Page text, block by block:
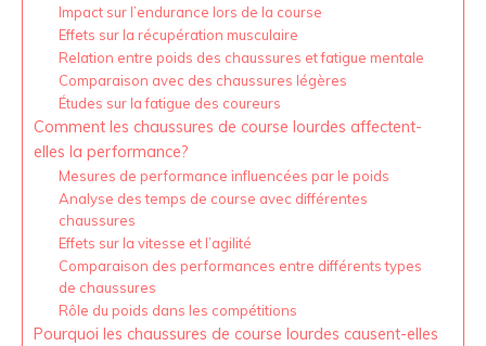
Impact sur l’endurance lors de la course
Effets sur la récupération musculaire
Relation entre poids des chaussures et fatigue mentale
Comparaison avec des chaussures légères
Études sur la fatigue des coureurs
Comment les chaussures de course lourdes affectent-
elles la performance?
Mesures de performance influencées par le poids
Analyse des temps de course avec différentes
chaussures
Effets sur la vitesse et l’agilité
Comparaison des performances entre différents types
de chaussures
Rôle du poids dans les compétitions
Pourquoi les chaussures de course lourdes causent-elles